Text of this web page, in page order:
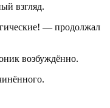
взгляд.
— продолжал
возбуждённо.